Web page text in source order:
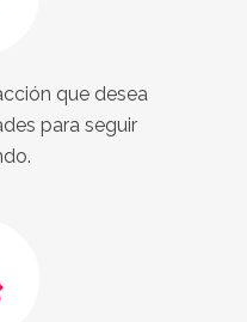
que desea
para seguir